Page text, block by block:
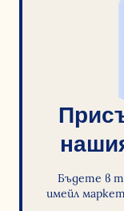
Бъдете в
имейл